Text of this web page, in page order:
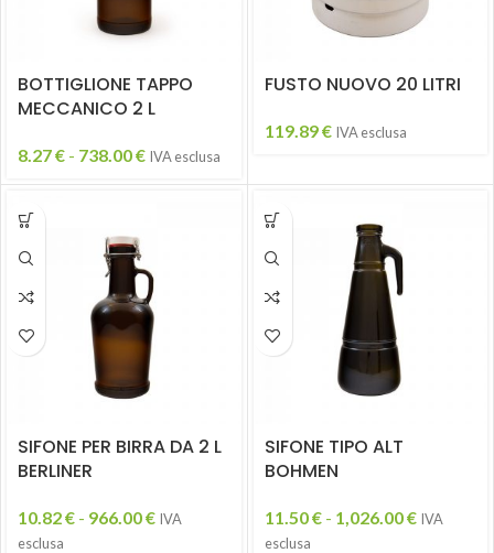
BOTTIGLIONE TAPPO
MECCANICO 2 L
8.27€ - 738.00€ IVA esclusa
FUSTO NUOVO 20 LITRI
119.89€ IVA esclusa
SIFONE PER BIRRA DA 2 L
BERLINER
10.82€ - 966.00€ IVA
esclusa
SIFONE TIPO ALT
BOHMEN
11.50€ - 1,026.00€ IVA
esclusa